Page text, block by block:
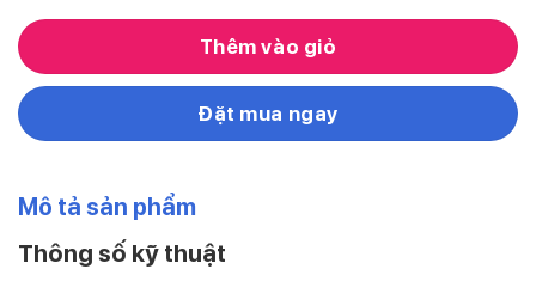
Thêm vào giỏ
Đặt mua ngay
Mô tả sản phẩm
Thông số kỹ thuật